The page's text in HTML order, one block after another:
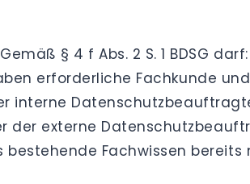
§ 4 f Abs. 2 S. 1 BDSG
erforderliche Fachkunde
interne
der externe
Fachwissen